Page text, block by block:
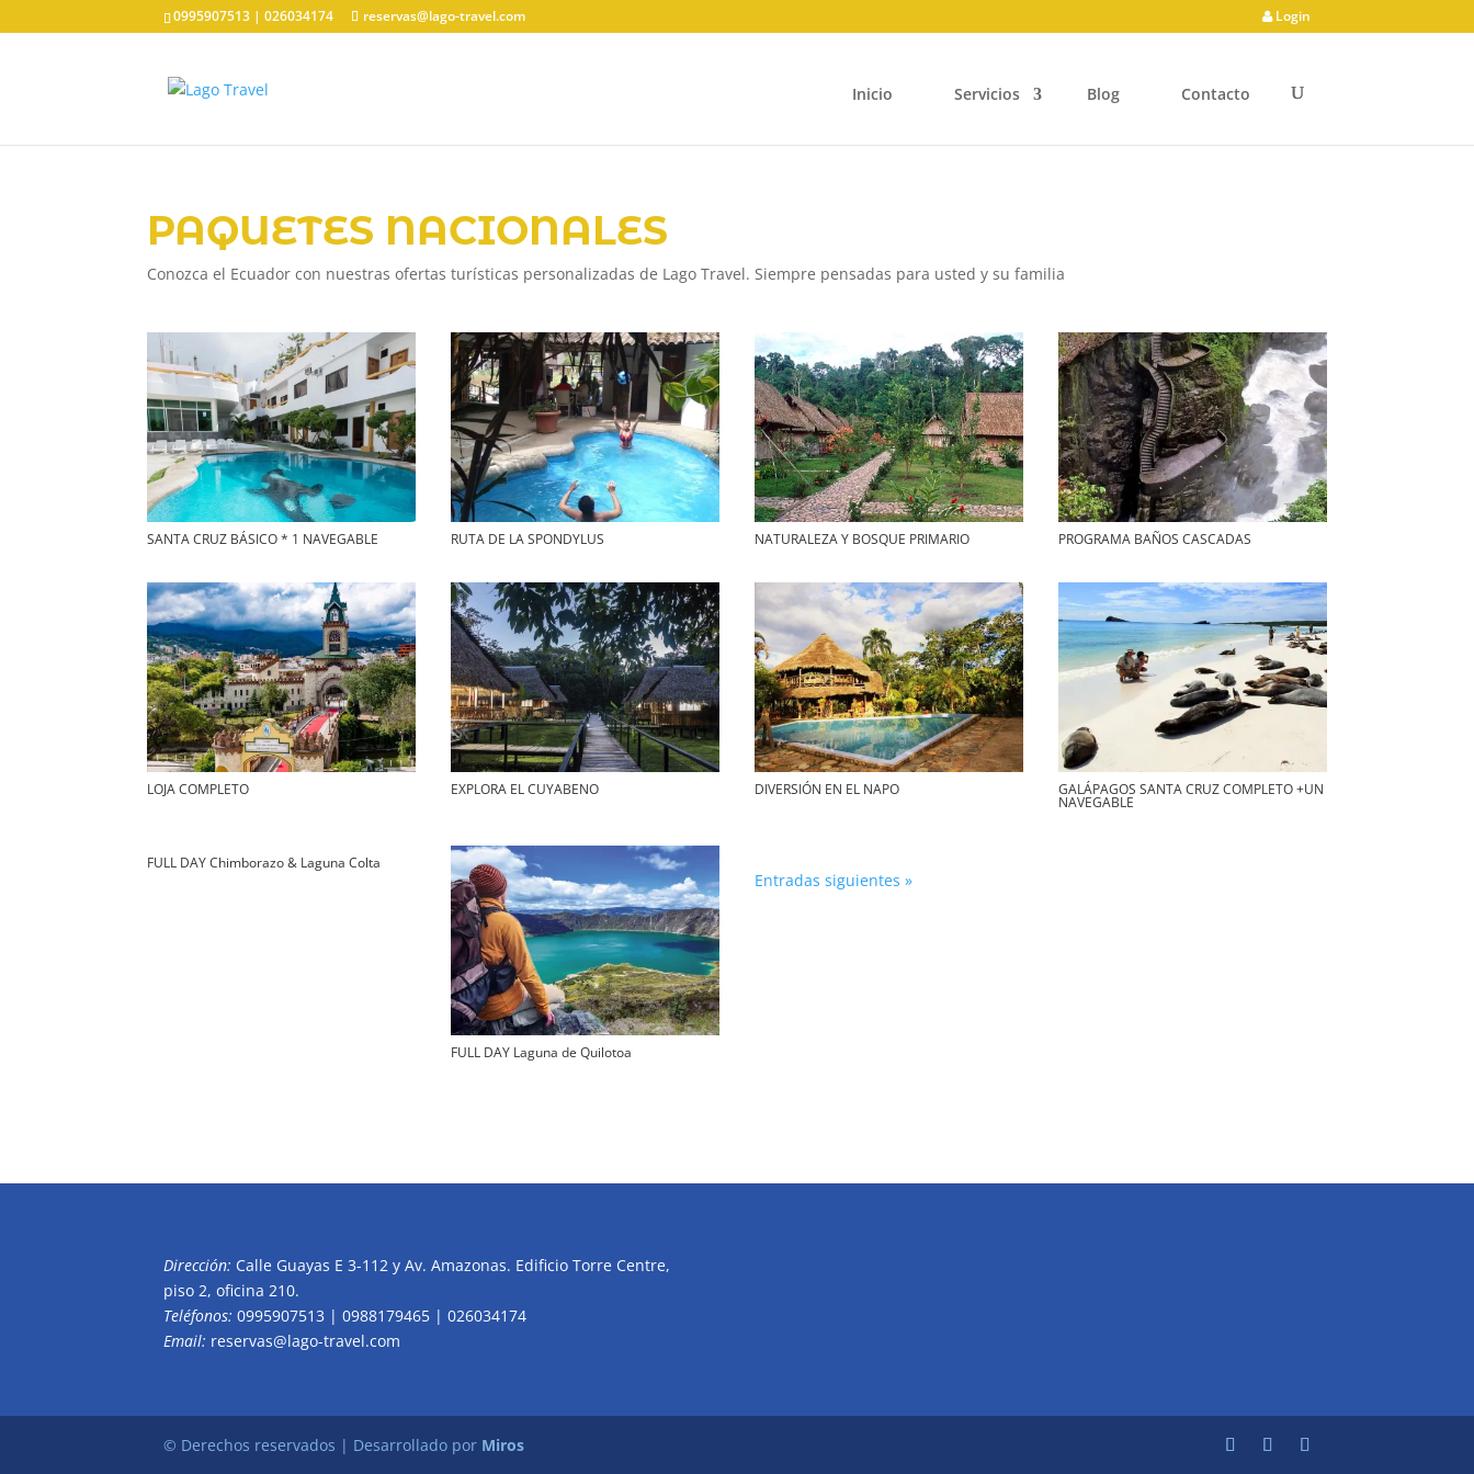
0995907513 | 026034174 reservas@lago-travel.com Login
Inicio Servicios Blog Contacto
PAQUETES NACIONALES
Conozca el Ecuador con nuestras ofertas turísticas personalizadas de Lago Travel. Siempre pensadas para usted y su familia
SANTA CRUZ BÁSICO * 1 NAVEGABLE RUTA DE LA SPONDYLUS NATURALEZA Y BOSQUE PRIMARIO PROGRAMA BAÑOS CASCADAS
LOJA COMPLETO EXPLORA EL CUYABENO DIVERSIÓN EN EL NAPO GALÁPAGOS SANTA CRUZ COMPLETO +UN
NAVEGABLE
FULL DAY Chimborazo & Laguna Colta
FULL DAY Laguna de Quilotoa
Entradas siguientes »
Dirección: Calle Guayas E 3-112 y Av. Amazonas. Edificio Torre Centre,
piso 2, oficina 210.
Teléfonos: 0995907513 | 0988179465 | 026034174
Email: reservas@lago-travel.com
© Derechos reservados | Desarrollado por Miros